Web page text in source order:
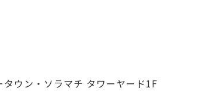
ウン・ソラマチ タワーヤード1F